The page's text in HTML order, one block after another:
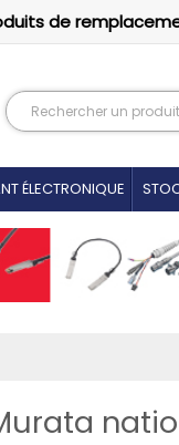
de
ÉLECTRONIQUE